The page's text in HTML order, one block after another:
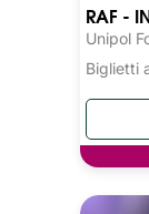
RAF -
Unipol
Biglietti